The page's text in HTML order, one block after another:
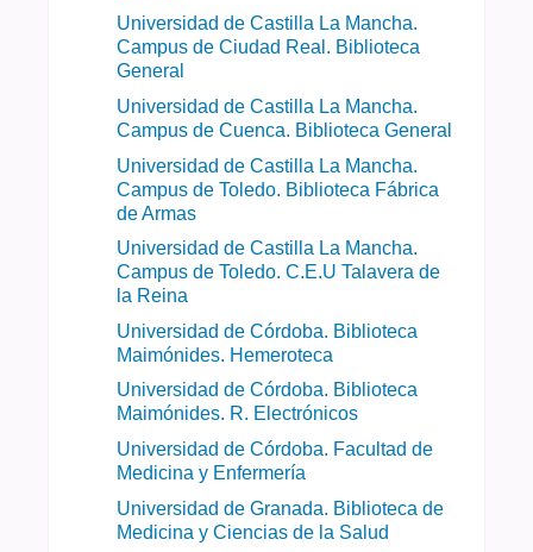
Universidad de Castilla La Mancha.
Campus de Ciudad Real. Biblioteca
General
Universidad de Castilla La Mancha.
Campus de Cuenca. Biblioteca General
Universidad de Castilla La Mancha.
Campus de Toledo. Biblioteca Fábrica
de Armas
Universidad de Castilla La Mancha.
Campus de Toledo. C.E.U Talavera de
la Reina
Universidad de Córdoba. Biblioteca
Maimónides. Hemeroteca
Universidad de Córdoba. Biblioteca
Maimónides. R. Electrónicos
Universidad de Córdoba. Facultad de
Medicina y Enfermería
Universidad de Granada. Biblioteca de
Medicina y Ciencias de la Salud